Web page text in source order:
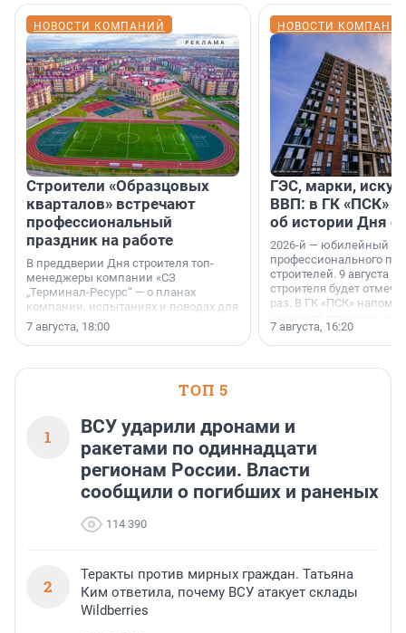
НОВОСТИ КОМПАНИЙ
Строители «Образцовых
кварталов» встречают
профессиональный
праздник на работе
В преддверии Дня строителя топ-
менеджеры компании «СЗ
„Терминал-Ресурс“ — о планах
компании, испытаниях и поводах для
осторожного оптимизма.
7 августа, 18:00
НОВОСТИ
ГЭС, марки,
ВВП: в ГК «ПСК»
об истории Дня
2026-й — юбилейный
профессионального
строителей. 9 августа
строителя будет
раз. В ГК «ПСК»
поменялась роль
7 августа, 16:20
ТОП 5
1
ВСУ ударили дронами и
ракетами по одиннадцати
регионам России. Власти
сообщили о погибших и раненых
114 390
2
Теракты против мирных граждан. Татьяна
Ким ответила, почему ВСУ атакует склады
Wildberries